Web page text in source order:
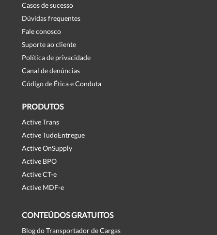
Casos de sucesso
Dúvidas frequentes
Fale conosco
Suporte ao cliente
Política de privacidade
Canal de denúncias
Código de Ética e Conduta
PRODUTOS
Active Trans
Active TudoEntregue
Active OnSupply
Active BPO
Active CT-e
Active MDF-e
CONTEÚDOS GRATUITOS
Blog do Transportador de Cargas